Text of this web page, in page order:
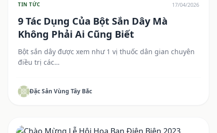
TIN TỨC 17/04/2026
9 Tác Dụng Của Bột Sắn Dây Mà
Không Phải Ai Cũng Biết
Bột sắn dây được xem như 1 vị thuốc dân gian chuyên
điều trị các…
Đặc Sản Vùng Tây Bắc